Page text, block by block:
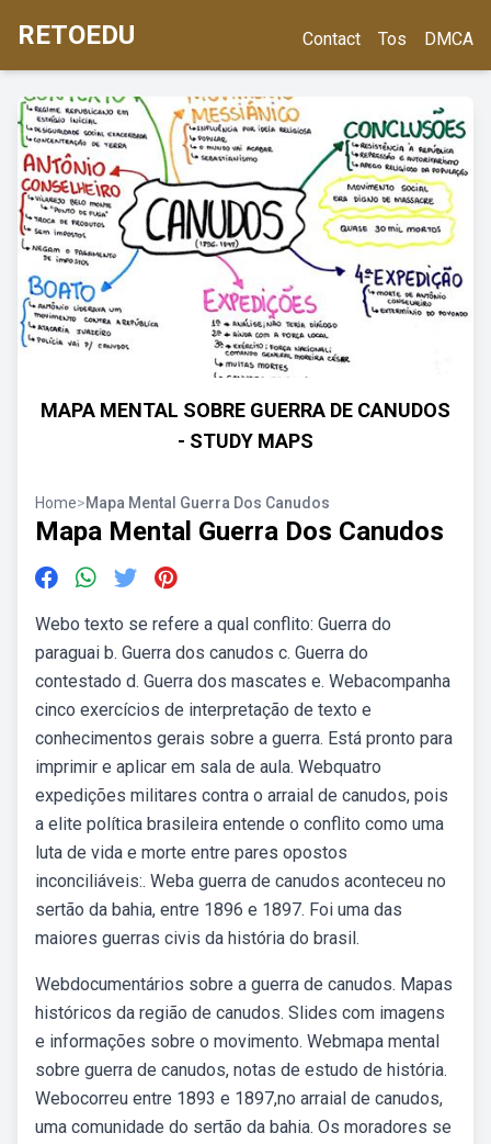
RETOEDU Contact Tos DMCA
MAPA MENTAL SOBRE GUERRA DE CANUDOS
- STUDY MAPS
Home>Mapa Mental Guerra Dos Canudos
Mapa Mental Guerra Dos Canudos
Webo texto se refere a qual conflito: Guerra do
paraguai b. Guerra dos canudos c. Guerra do
contestado d. Guerra dos mascates e. Webacompanha
cinco exercícios de interpretação de texto e
conhecimentos gerais sobre a guerra. Está pronto para
imprimir e aplicar em sala de aula. Webquatro
expedições militares contra o arraial de canudos, pois
a elite política brasileira entende o conflito como uma
luta de vida e morte entre pares opostos
inconciliáveis:. Weba guerra de canudos aconteceu no
sertão da bahia, entre 1896 e 1897. Foi uma das
maiores guerras civis da história do brasil.
Webdocumentários sobre a guerra de canudos. Mapas
históricos da região de canudos. Slides com imagens
e informações sobre o movimento. Webmapa mental
sobre guerra de canudos, notas de estudo de história.
Webocorreu entre 1893 e 1897,no arraial de canudos,
uma comunidade do sertão da bahia. Os moradores se